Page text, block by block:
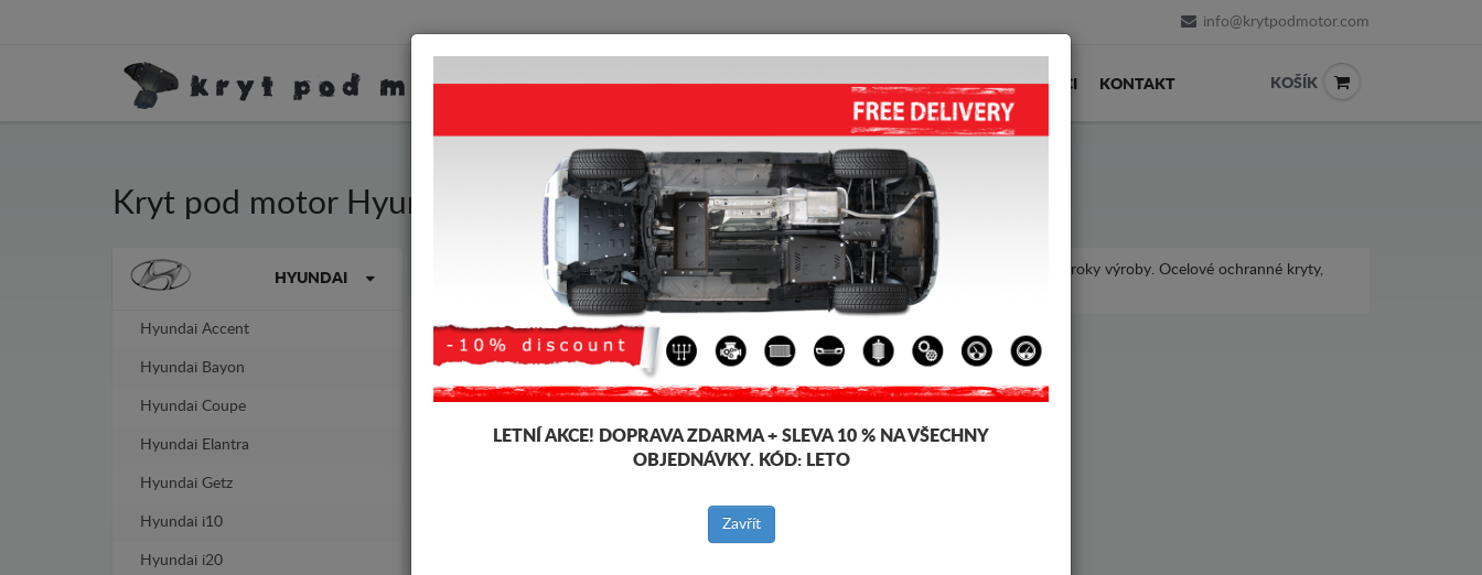
info@krytpodmotor.com
KRYT POD MOTOR HOME DOPRAVA FEEDBACK PRODEJCI KONTAKT KOŠÍK
Kryt pod motor Hyundai Coupe
Značky vozidel HYUNDAI
Hyundai Accent
Hyundai Bayon
Hyundai Coupe
Hyundai Elantra
Hyundai Getz
Hyundai i10
Hyundai i20
Kryt pod pro motor a převodovku pro vozidla Hyundai, model Hyundai Coupe, pro různé roky výroby. Ocelové ochranné kryty,
tloušťky 2-3 mm, snadno se montují, za přijatelné ceny. Kryt pod motor Hyundai Coupe.
-13%
LETNÍ AKCE! DOPRAVA ZDARMA + SLEVA 10 % NA VŠECHNY
OBJEDNÁVKY. KÓD: LETO
Zavřít